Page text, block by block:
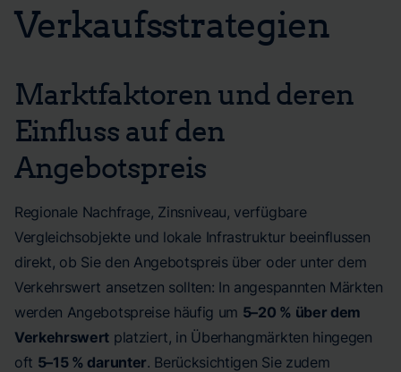
Verkaufsstrategien
Marktfaktoren und deren
Einfluss auf den
Angebotspreis
Regionale Nachfrage, Zinsniveau, verfügbare
Vergleichsobjekte und lokale Infrastruktur beeinflussen
direkt, ob Sie den Angebotspreis über oder unter dem
Verkehrswert ansetzen sollten: In angespannten Märkten
werden Angebotspreise häufig um 5–20 % über dem
Verkehrswert platziert, in Überhangmärkten hingegen
oft 5–15 % darunter. Berücksichtigen Sie zudem